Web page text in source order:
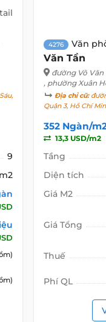
9
4276 Văn
Văn Tần
đường Võ Văn
, phường Xuân
Địa chỉ cũ:
Quận 3, Hồ Chí
352 Ngàn/
13,3 USD/m2
Tầng
Diện tích
Giá M2
Giá Tổng
Thuế
Phí QL